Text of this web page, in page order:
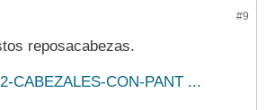
#9
reposacabezas.
CABEZALES-CON-PANT ...